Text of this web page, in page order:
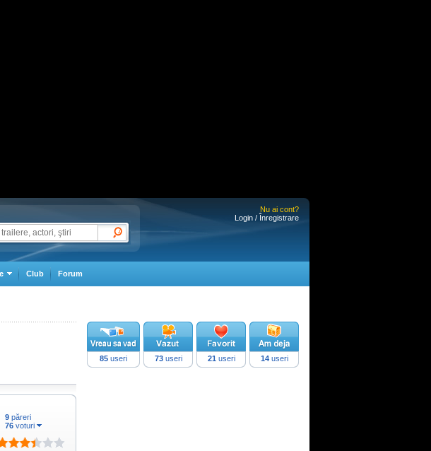
Nu ai cont?
Login / Înregistrare
Club Forum
9 păreri
76 voturi
85 useri 73useri 21 useri 14useri